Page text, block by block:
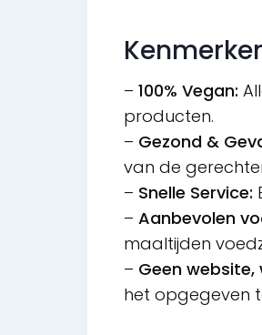
– 100% Vegan:
producten.
– Gezond &
van de
– Snelle Service:
– Aanbevolen
maaltijden
– Geen
het opgegeven